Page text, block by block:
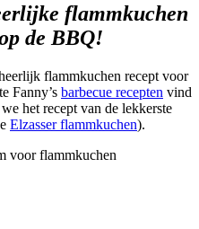
flammkuchen
de BBQ!
flammkuchen recept voor
Fanny’s barbecue recepten vind
het recept van de lekkerste
Elzasser flammkuchen).
voor flammkuchen